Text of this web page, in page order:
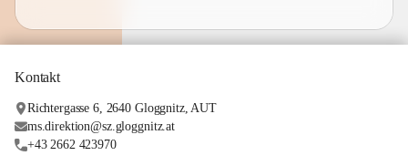
Kontakt
Richtergasse 6, 2640 Gloggnitz, AUT
ms.direktion@sz.gloggnitz.at
+43 2662 423970